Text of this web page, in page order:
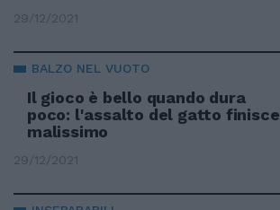
29/12/2021
BALZO NEL VUOTO
Il gioco è bello quando dura
poco: l'assalto del gatto finisce
malissimo
29/12/2021